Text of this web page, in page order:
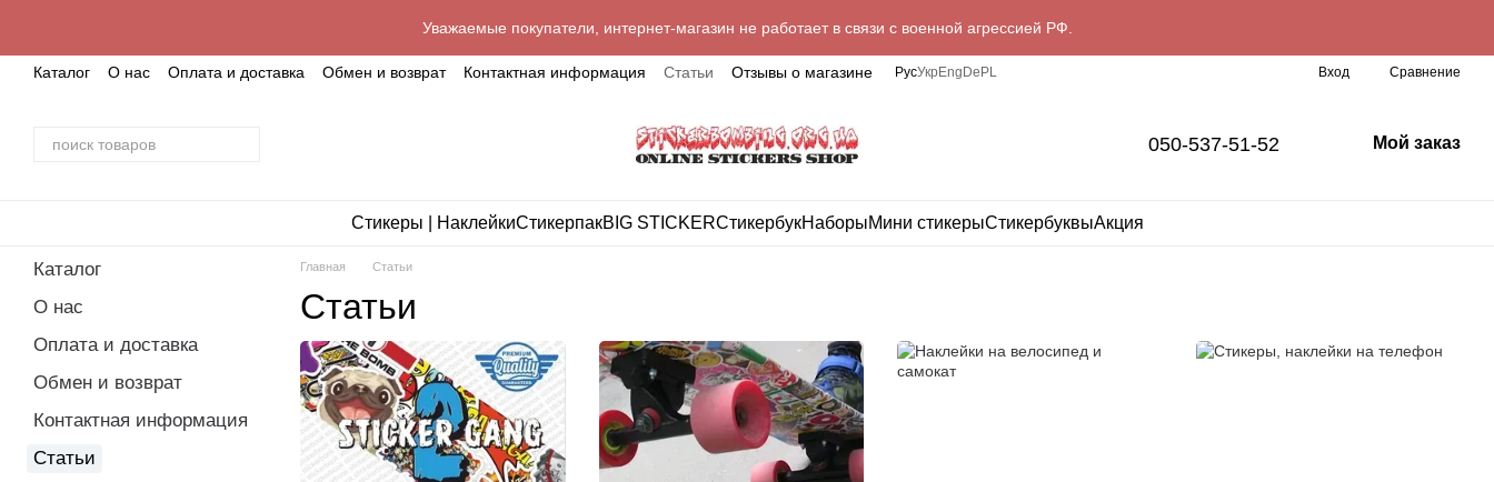
Уважаемые покупатели, интернет-магазин не работает в связи с военной агрессией РФ.
Каталог О нас Оплата и доставка Обмен и возврат Контактная информация Статьи Отзывы о магазине РусУкр Eng De PL Вход Сравнение
050-537-51-52 Мой заказ
Стикеры | НаклейкиСтикерпакBIG STICKERСтикербукНаборыМини стикерыСтикербуквыАкция
Главная Статьи
Статьи
Каталог
О нас
Оплата и доставка
Обмен и возврат
Контактная информация
Статьи